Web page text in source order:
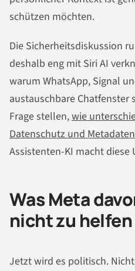
schützen möchten.
Die Sicherheitsdiskussion
deshalb eng mit Siri AI
warum WhatsApp, Signal
austauschbare Chatfenster
Frage stellen,wie
Datenschutz und
Assistenten-KI macht diese
Was Meta
nicht zu helfen
Jetzt wird es politisch.